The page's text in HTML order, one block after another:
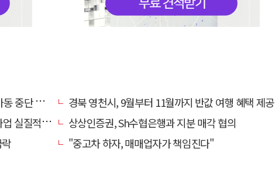
폐기로'
경북 영천시, 9월부터 11월까지 반값 여행 혜택 제공
성과 확인
상상인증권, Sh수협은행과 지분 매각 협의
"중고차 하자, 매매업자가 책임진다"